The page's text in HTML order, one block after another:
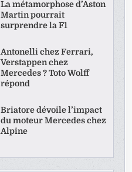
La métamorphose d’Aston
Martin pourrait
surprendre la F1
Antonelli chez Ferrari,
Verstappen chez
Mercedes ? Toto Wolff
répond
Briatore dévoile l’impact
du moteur Mercedes chez
Alpine